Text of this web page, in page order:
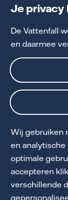
Je privacy
De Vattenfall
en daarmee
Wij gebruiken
en analytische
optimale
accepteren
verschillende
Cookie
Privacy